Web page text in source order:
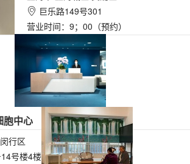
 巨乐路149号301
营业时间：9；00（预约）
胞中心
行区
号楼4楼